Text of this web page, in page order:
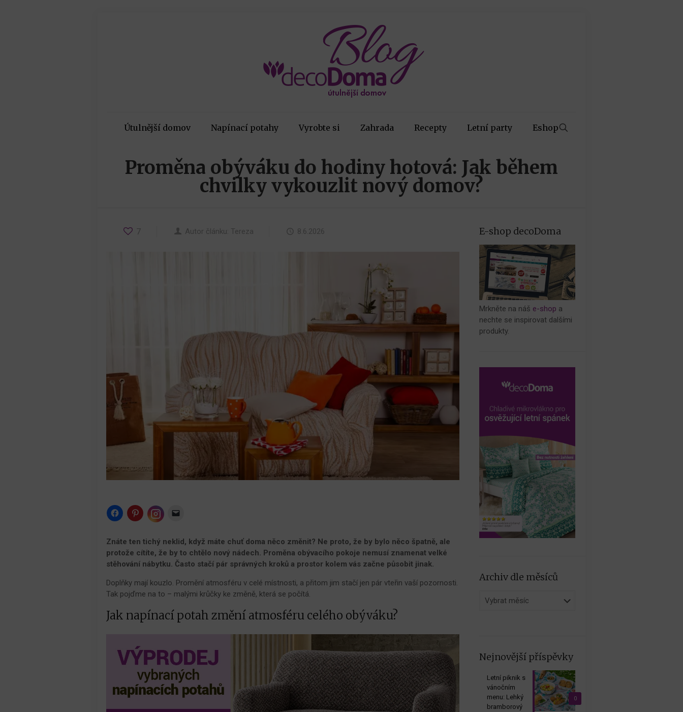
Útulnější domov Napínací potahy Vyrobte si Zahrada Recepty Letní party Eshop
Proměna obýváku do hodiny hotová: Jak během
chvilky vykouzlit nový domov?
7 Autor článku: Tereza 8.6.2026
Click
to
Facebook
(Opens
in
new
window)
Click
to
share
Pinterest
(Opens
in
new
window)
share
on
Instagram
(Opens
in
window)
link
to
a
friend
(Opens
window)
Znáte ten tichý neklid, když máte chuť doma něco změnit? Ne proto, že by bylo něco špatně, ale
protože cítíte, že by to chtělo nový nádech. Proměna obývacího pokoje nemusí znamenat velké
stěhování nábytku. Často stačí pár správných kroků a prostor kolem vás začne působit jinak.
Doplňky mají kouzlo. Promění atmosféru v celé místnosti, a přitom jim stačí jen pár vteřin vaší pozornosti.
Tak pojďme na to – malými krůčky ke změně, která se počítá.
Jak napínací potah změní atmosféru celého obýváku?
E-shop decoDoma
Mrkněte na náš e-shop a
nechte se inspirovat dalšími
produkty.
Archiv dle měsíců
Archiv
Nejnovější příspěvky
0
Letní piknik s
vánočním
menu: Lehký
bramborový